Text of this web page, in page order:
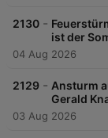
2130 -
ist der
04 Aug 2026
2129 - Ansturm
Gerald
03 Aug 2026